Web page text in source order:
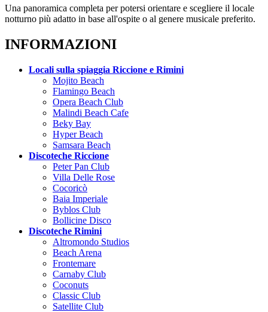
Una panoramica completa per potersi orientare e scegliere il locale
notturno più adatto in base all'ospite o al genere musicale preferito.
INFORMAZIONI
Locali sulla spiaggia Riccione e Rimini
Mojito Beach
Flamingo Beach
Opera Beach Club
Malindi Beach Cafe
Beky Bay
Hyper Beach
Samsara Beach
Discoteche Riccione
Peter Pan Club
Villa Delle Rose
Cocoricò
Baia Imperiale
Byblos Club
Bollicine Disco
Discoteche Rimini
Altromondo Studios
Beach Arena
Frontemare
Carnaby Club
Coconuts
Classic Club
Satellite Club